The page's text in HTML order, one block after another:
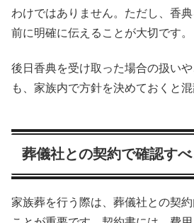
わけではありません。ただし、香
前に明確に伝えることが大切です。
後日香典を受け取った場合の扱い
も、家族内で方針を決めておくと混
葬儀社との契約で確認す
家族葬を行う際は、葬儀社との契